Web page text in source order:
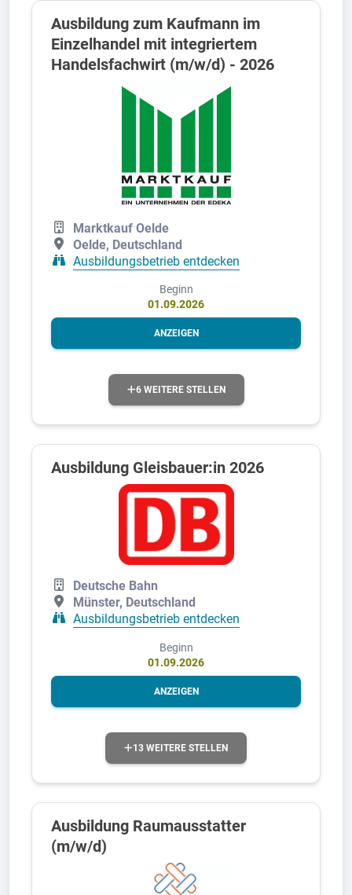
Ausbildung zum Kaufmann im
Einzelhandel mit integriertem
Handelsfachwirt (m/w/d) - 2026
Marktkauf Oelde
Oelde, Deutschland
Ausbildungsbetrieb entdecken
Beginn
01.09.2026
ANZEIGEN
6 WEITERE STELLEN
Ausbildung Gleisbauer:in 2026
Deutsche Bahn
Münster, Deutschland
Ausbildungsbetrieb entdecken
Beginn
01.09.2026
ANZEIGEN
13 WEITERE STELLEN
Ausbildung Raumausstatter
(m/w/d)